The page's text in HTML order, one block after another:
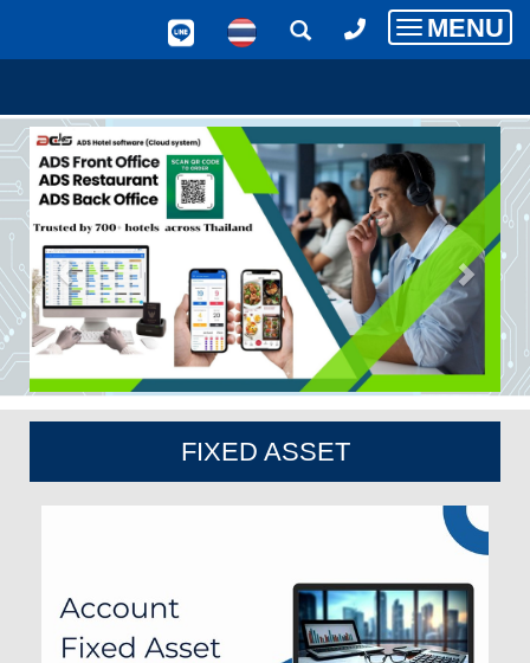
Toggle
MENU
FIXED ASSET